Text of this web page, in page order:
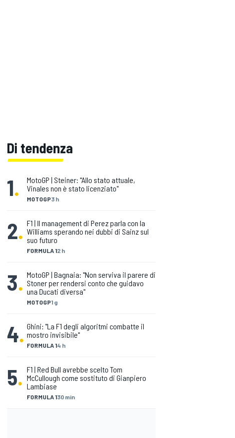
Di tendenza
1. MOTOGP3 h
MotoGP | Steiner: "Allo stato attuale,
Vinales non è stato licenziato"
2.
FORMULA 12 h
F1 | Il management di Perez parla con la
Williams sperando nei dubbi di Sainz sul
suo futuro
3.
MOTOGP1 g
MotoGP | Bagnaia: "Non serviva il parere di
Stoner per rendersi conto che guidavo
una Ducati diversa"
4. FORMULA 14 h
Ghini: "La F1 degli algoritmi combatte il
mostro invisibile"
5.
FORMULA 130 min
F1 | Red Bull avrebbe scelto Tom
McCullough come sostituto di Gianpiero
Lambiase